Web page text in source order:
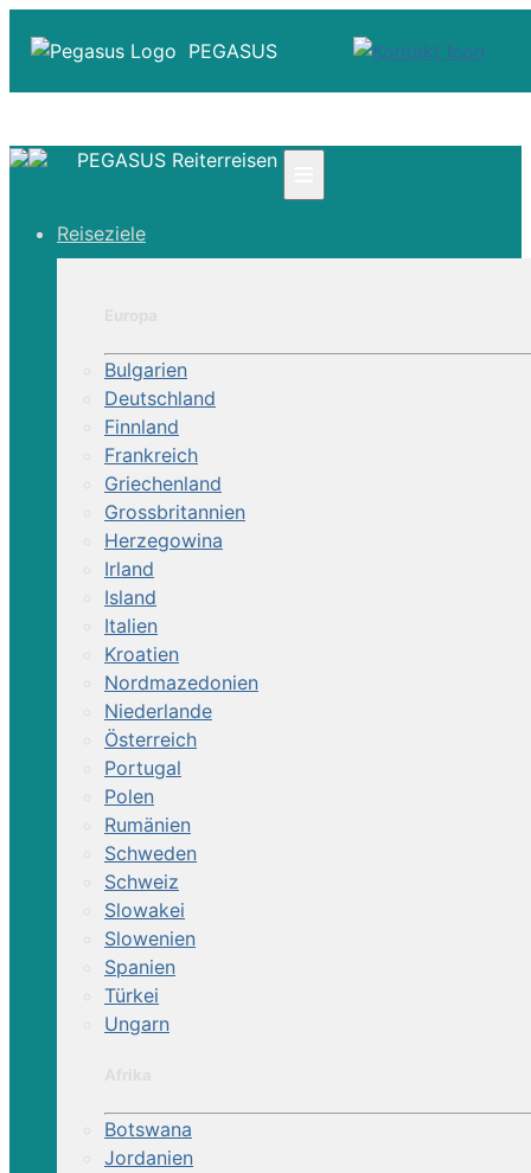
PEGASUS
☎ Deutschland 0800 - 505 18 01
Über Uns
PEGASUS Reiterreisen
Reiseziele
Bulgarien
Deutschland
Finnland
Frankreich
Griechenland
Grossbritannien
Herzegowina
Irland
Island
Italien
Kroatien
Nordmazedonien
Niederlande
Österreich
Portugal
Polen
Rumänien
Schweden
Schweiz
Slowakei
Slowenien
Spanien
Türkei
Ungarn
Botswana
Jordanien